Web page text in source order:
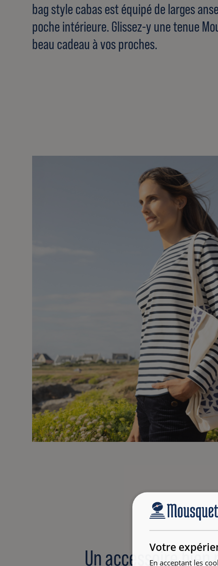
bag style cabas est équipé de larges
poche intérieure. Glissez-y une tenue
beau cadeau à vos proches.
Un accessoire
Votre
En acceptant les